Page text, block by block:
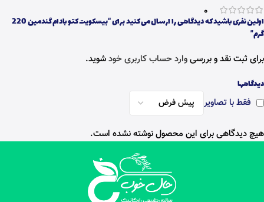
0
دیدگاهها
فقط با تصاویر
هیچ دیدگاهی برای این محصول نوشته نشده است.
اولین نفری باشید که دیدگاهی را ارسال می کنید برای “بیسکویت کتو بادام گندمین 220
گرم”
برای ثبت نقد و بررسیوارد حساب کاربری خودشوید.